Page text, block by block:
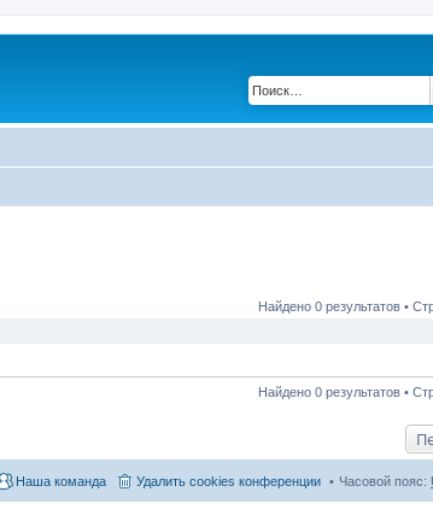
Найдено 0 результатов •
Найдено 0 результатов •
Часовой пояс:
Удалить cookies конференции
Наша команда